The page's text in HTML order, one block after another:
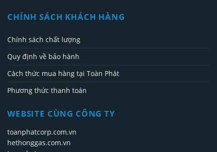
CHÍNH SÁCH KHÁCH HÀNG
Chính sách chất lượng
Quy định về bảo hành
Cách thức mua hàng tại Toàn Phát
Phương thức thanh toán
WEBSITE CÙNG CÔNG TY
toanphatcorp.com.vn
hethonggas.com.vn